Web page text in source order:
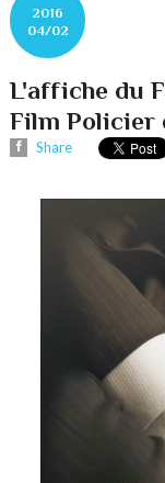
2016
04/02
L'affiche du
Film Policier
Share